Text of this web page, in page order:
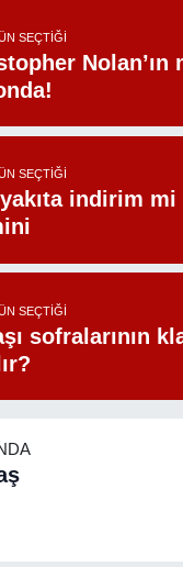
SEÇTIĞI
SEÇTIĞI
indirim
SEÇTIĞI
sofralarının